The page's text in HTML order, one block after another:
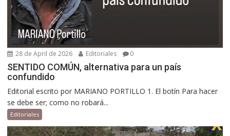
28 de April de 2026 Editoriales 0
SENTIDO COMÚN, alternativa para un país
confundido
Editorial escrito por MARIANO PORTILLO 1. El botín Para hacer
se debe ser; como no robará...
Editoriales